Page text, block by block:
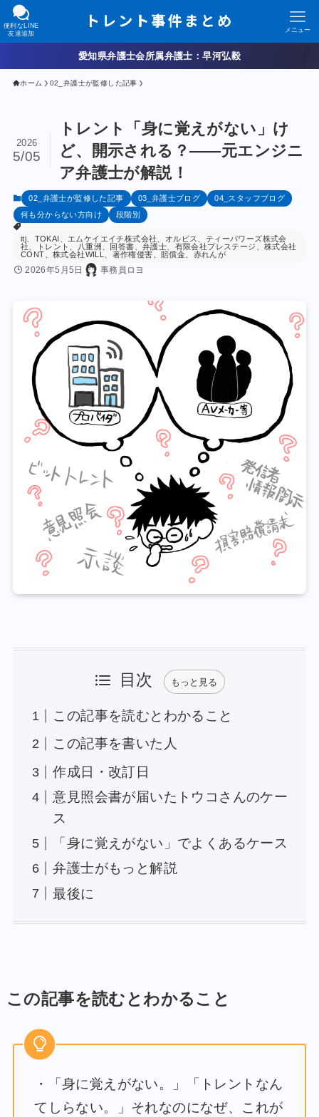
便利なLINE
友達追加
メニュー
愛知県弁護士会所属弁護士：早河弘毅
ホーム 02_弁護士が監修した記事
トレント「身に覚えがない」け
ど、開示される？——元エンジニ
ア弁護士が解説！
2026
5/05
02_弁護士が監修した記事 03_弁護士ブログ
04_スタッフブログ
何も分からない方向け
段階別
itj、TOKAI、エムケイエイチ株式会社、オルビス、ティーパワーズ株式会
社、トレント、八重洲、回答書、弁護士、有限会社プレステージ、株式会社
CONT、株式会社WILL、著作権侵害、賠償金、赤れんが
2026年5月5日 事務員ロヨ
目次 もっと見る
この記事を読むとわかること
この記事を書いた人
作成日・改訂日
意見照会書が届いたトウコさんのケー
ス
「身に覚えがない」でよくあるケース
弁護士がもっと解説
最後に
この記事を読むとわかること
・「身に覚えがない。」「トレントなん
てしらない。」それなのになぜ、これが